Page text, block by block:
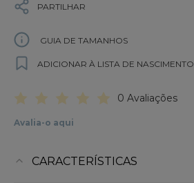
PARTILHAR
GUIA DE TAMANHOS
ADICIONAR À LISTA DE NASCIMENTO
0 Avaliações
Avalia-o aqui
CARACTERÍSTICAS